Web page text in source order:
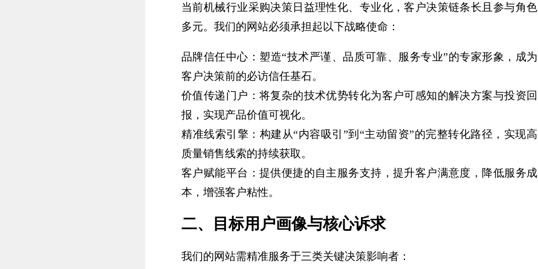
当前机械行业采购决策日益理性化、专业化，客户决策链条长且参与角色
多元。我们的网站必须承担起以下战略使命：
品牌信任中心：塑造“技术严谨、品质可靠、服务专业”的专家形象，成为
客户决策前的必访信任基石。
价值传递门户：将复杂的技术优势转化为客户可感知的解决方案与投资回
报，实现产品价值可视化。
精准线索引擎：构建从“内容吸引”到“主动留资”的完整转化路径，实现高
质量销售线索的持续获取。
客户赋能平台：提供便捷的自主服务支持，提升客户满意度，降低服务成
本，增强客户粘性。
二、目标用户画像与核心诉求
我们的网站需精准服务于三类关键决策影响者：